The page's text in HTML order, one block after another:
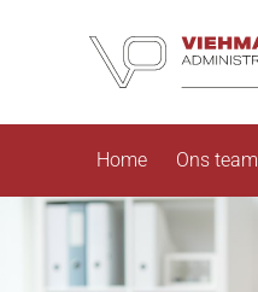
Home Ons team